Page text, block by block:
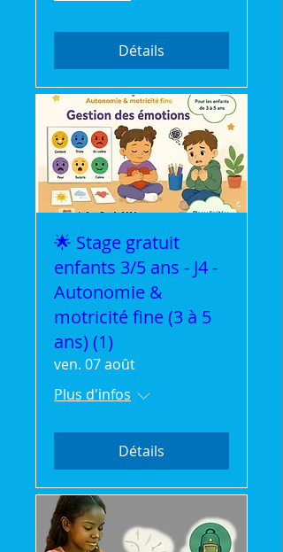
Détails
🌟 Stage gratuit
enfants 3/5 ans - J4 -
Autonomie &
motricité fine (3 à 5
ans) (1)
ven. 07 août
Plus d'infos
Détails